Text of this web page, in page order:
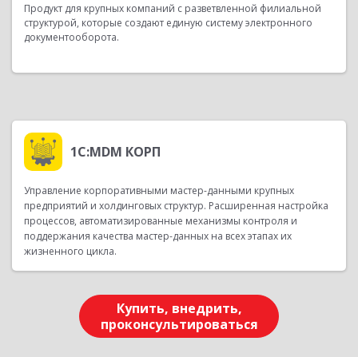
Продукт для крупных компаний с разветвленной филиальной
структурой, которые создают единую систему электронного
документооборота.
1С:MDM КОРП
Управление корпоративными мастер-данными крупных
предприятий и холдинговых структур. Расширенная настройка
процессов, автоматизированные механизмы контроля и
поддержания качества мастер-данных на всех этапах их
жизненного цикла.
Купить, внедрить,
проконсультироваться